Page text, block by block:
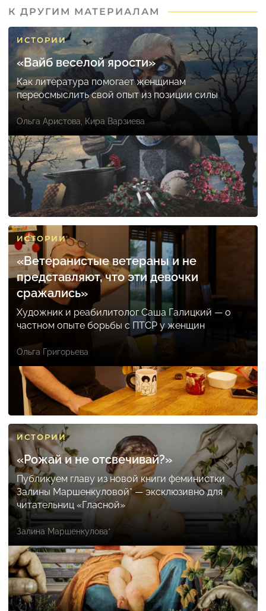
К ДРУГИМ МАТЕРИАЛАМ
ИСТОРИИ
«Вайб веселой ярости»
Как литература помогает женщинам
переосмыслить свой опыт из позиции силы
Ольга Аристова Кира Варзиева
ИСТОРИИ
«Ветеранистые ветераны и не
представляют, что эти девочки
сражались»
Художник и реабилитолог Саша Галицкий — о
частном опыте борьбы с ПТСР у женщин
Ольга Григорьева
ИСТОРИИ
«Рожай и не отсвечивай?»
Публикуем главу из новой книги феминистки
Залины Маршенкуловой* — эксклюзивно для
читательниц «Гласной»
Залина Маршенкулова*